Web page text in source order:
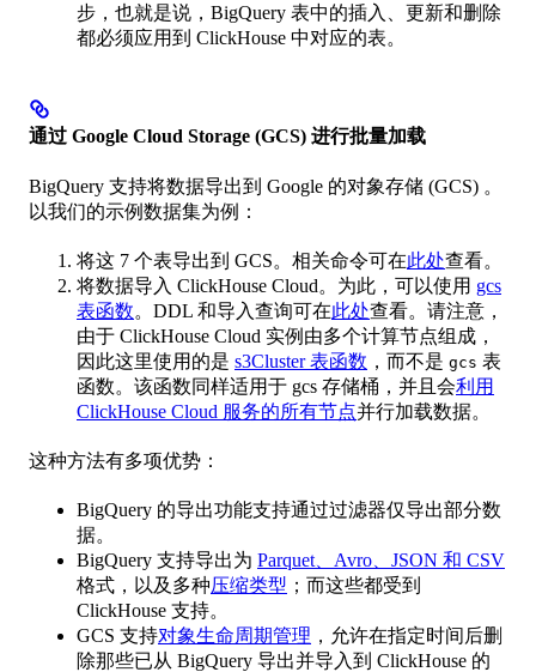
步，也就是说，BigQuery 表中的插入、更新和删除
都必须应用到 ClickHouse 中对应的表。
通过 Google Cloud Storage (GCS) 进行批量加载
BigQuery 支持将数据导出到 Google 的对象存储 (GCS) 。
以我们的示例数据集为例：
将这 7 个表导出到 GCS。相关命令可在此处查看。
将数据导入 ClickHouse Cloud。为此，可以使用 gcs
表函数。DDL 和导入查询可在此处查看。请注意，
由于 ClickHouse Cloud 实例由多个计算节点组成，
因此这里使用的是 s3Cluster 表函数 ，而不是 gcs 表
函数。该函数同样适用于 gcs 存储桶，并且会利用
ClickHouse Cloud 服务的所有节点并行加载数据。
这种方法有多项优势：
BigQuery 的导出功能支持通过过滤器仅导出部分数
据。
BigQuery 支持导出为 Parquet、Avro、JSON 和 CSV
格式，以及多种压缩类型 ；而这些都受到
ClickHouse 支持。
GCS 支持对象生命周期管理 ，允许在指定时间后删
除那些已从 BigQuery 导出并导入到 ClickHouse 的